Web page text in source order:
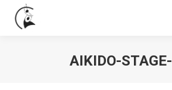
AIKIDO-